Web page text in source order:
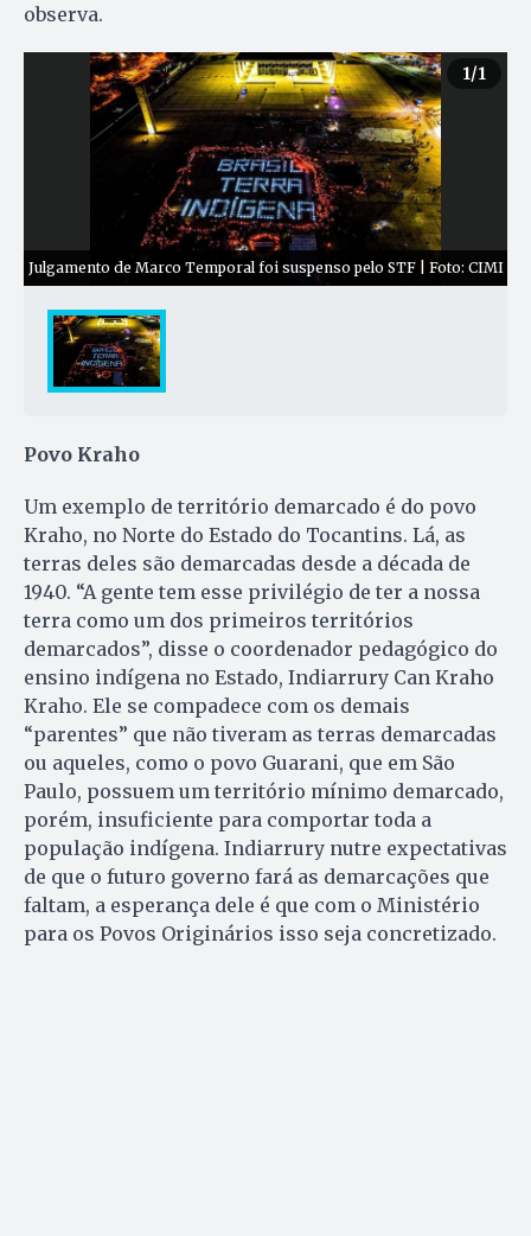
observa.
1/1
Julgamento de Marco Temporal foi suspenso pelo STF | Foto: CIMI
Povo Kraho
Um exemplo de território demarcado é do povo
Kraho, no Norte do Estado do Tocantins. Lá, as
terras deles são demarcadas desde a década de
1940. “A gente tem esse privilégio de ter a nossa
terra como um dos primeiros territórios
demarcados”, disse o coordenador pedagógico do
ensino indígena no Estado, Indiarrury Can Kraho
Kraho. Ele se compadece com os demais
“parentes” que não tiveram as terras demarcadas
ou aqueles, como o povo Guarani, que em São
Paulo, possuem um território mínimo demarcado,
porém, insuficiente para comportar toda a
população indígena. Indiarrury nutre expectativas
de que o futuro governo fará as demarcações que
faltam, a esperança dele é que com o Ministério
para os Povos Originários isso seja concretizado.